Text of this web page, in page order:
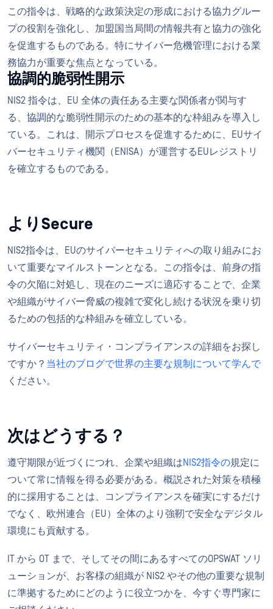
この指令は、戦略的な政策決定の形成における協力グルー
プの役割を強化し、加盟国当局間の情報共有と協力の強化
を促進するものである。特にサイバー危機管理における業
務協力が重要な焦点となっている。
協調的脆弱性開示
NIS2 指令は、EU 全体の責任ある主要な関係者が関与す
る、協調的な脆弱性開示のための基本的な枠組みを導入し
ている。これは、開示プロセスを促進するために、EUサイ
バーセキュリティ機関（ENISA）が運営するEUレジストリ
を確立するものである。
よりSecure
NIS2指令は、EUのサイバーセキュリティへの取り組みにお
いて重要なマイルストーンとなる。この指令は、前身の指
令の欠陥に対処し、現在のニーズに適応することで、企業
や組織がサイバー脅威の複雑で変化し続ける状況を乗り切
るための包括的な枠組みを確立している。
サイバーセキュリティ・コンプライアンスの詳細をお探し
ですか？ 当社のブログで世界の主要な規制について学んで
ください。
次はどうする？
遵守期限が近づくにつれ、企業や組織はNIS2指令の規定に
ついて常に情報を得る必要がある。概説された対策を積極
的に採用することは、コンプライアンスを確実にするだけ
でなく、欧州連合（EU）全体のより強靭で安全なデジタル
環境にも貢献する。
IT から OT まで、そしてその間にあるすべてのOPSWAT ソリ
ューションが、お客様の組織が NIS2 やその他の重要な規制
に準拠するためにどのように役立つかを、今すぐ専門家に